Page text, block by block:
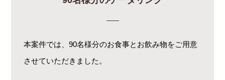
本案件では、90名様分のお食事とお飲み物をご用意
させていただきました。